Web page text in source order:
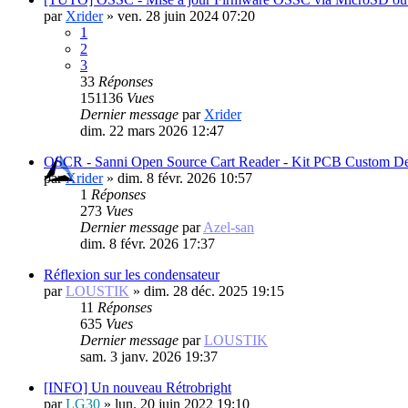
par Xrider» ven. 28 juin 2024 07:20
1
2
3
33 Réponses
151136 Vues
Dernier message par Xrider
dim. 22 mars 2026 12:47
OSCR - Sanni Open Source Cart Reader - Kit PCB Custom
parXrider» dim. 8 févr. 2026 10:57
1 Réponses
273 Vues
Dernier message parAzel-san
dim. 8 févr. 2026 17:37
Réflexion sur les condensateur
parLOUSTIK » dim. 28 déc. 2025 19:15
11 Réponses
635 Vues
Dernier message parLOUSTIK
sam. 3 janv. 2026 19:37
[INFO] Un nouveau Rétrobright
parLG30 » lun. 20 juin 2022 19:10